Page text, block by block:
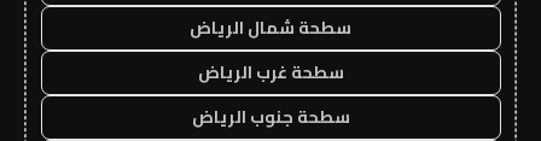
سطحة شمال الرياض
سطحة غرب الرياض
سطحة جنوب الرياض